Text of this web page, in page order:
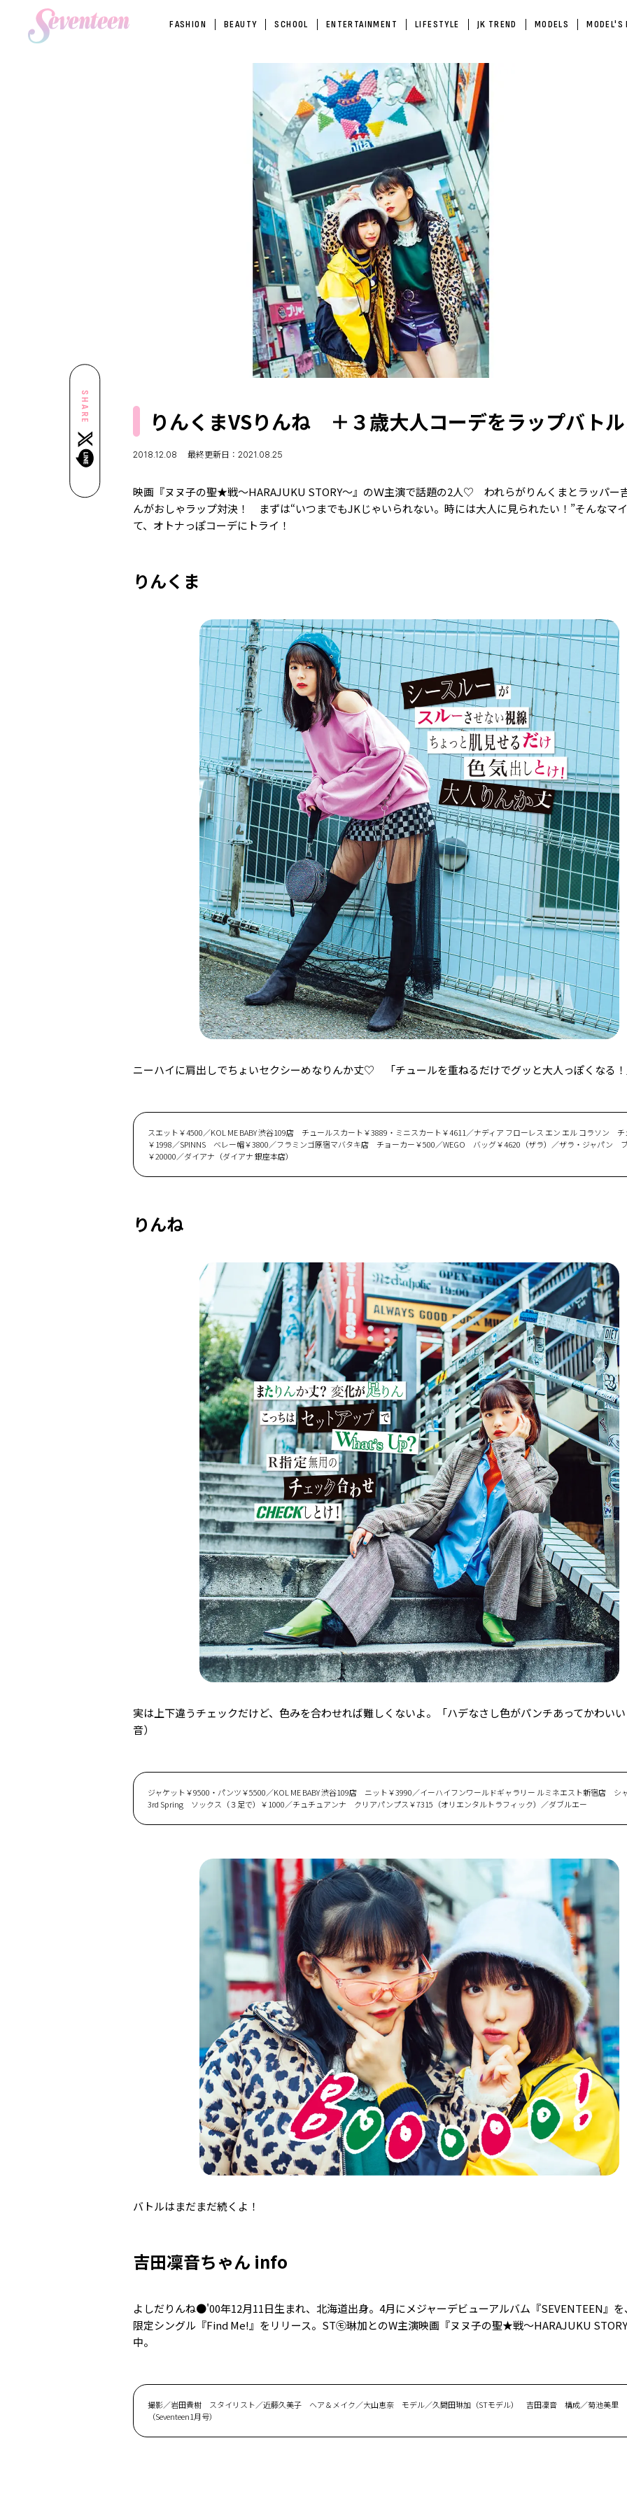
FASHION BEAUTY SCHOOL ENTERTAINMENT LIFESTYLE JK TREND MODELS MODEL'S
SHARE りんくまVSりんね ＋３歳大人コーデをラップバト
2018.12.08 最終更新日：2021.08.25
映画『ヌヌ子の聖★戦〜HARAJUKU STORY〜』のＷ主演で話題の2人♡ われらがりんくまとラッパー
んがおしゃラップ対決！ まずは“いつまでもJKじゃいられない。時には大人に見られたい！”そんなマ
て、オトナっぽコーデにトライ！
りんくま
ニーハイに肩出しでちょいセクシーめなりんか丈♡ 「チュールを重ねるだけでグッと大人っぽくなる！
スエット￥4500／KOL ME BABY 渋谷109店 チュールスカート￥3889・ミニスカート￥4611／ナディア フローレス エン エル コラソン チ
￥1998／SPINNS ベレー帽￥3800／フラミンゴ原宿マバタキ店 チョーカー￥500／WEGO バッグ￥4620（ザラ）／ザラ・ジャパン
￥20000／ダイアナ（ダイアナ 銀座本店）
りんね
実は上下違うチェックだけど、色みを合わせれば難しくないよ。「ハデなさし色がパンチあってかわい
音）
ジャケット￥9500・パンツ￥5500／KOL ME BABY 渋谷109店 ニット￥3990／イーハイフンワールドギャラリー ルミネエスト新宿店 シ
3rd Spring ソックス（３足で）￥1000／チュチュアンナ クリアパンプス￥7315（オリエンタルトラフィック）／ダブルエー
バトルはまだまだ続くよ！
吉田凜音ちゃん info
よしだりんね●'00年12月11日生まれ、北海道出身。4月にメジャーデビューアルバム『SEVENTEEN』
限定シングル『Find Me!』をリリース。ST㋲琳加とのW主演映画『ヌヌ子の聖★戦〜HARAJUKU
中。
撮影／岩田貴樹 スタイリスト／近藤久美子 ヘア＆メイク／大山恵奈 モデル／久間田琳加（STモデル） 吉田凜音 構成／菊池美里
（Seventeen1月号）